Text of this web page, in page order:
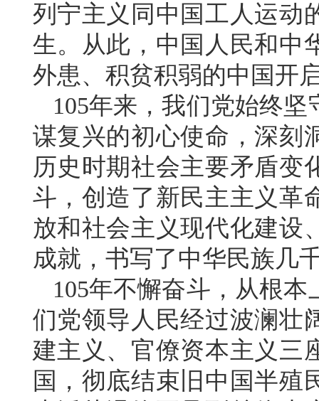
列宁主义同中国工人运动
生。从此，中国人民和中
外患、积贫积弱的中国开
105年来，我们党始终
谋复兴的初心使命，深刻
历史时期社会主要矛盾变
斗，创造了新民主主义革
放和社会主义现代化建设
成就，书写了中华民族几
105年不懈奋斗，从根
们党领导人民经过波澜壮
建主义、官僚资本主义三
国，彻底结束旧中国半殖